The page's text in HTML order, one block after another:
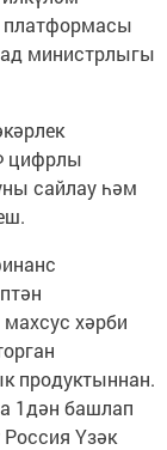
министрлыгы
цифрлы
сайлау һәм
хәрби
продуктыннан.
1дән башлап
Үзәк